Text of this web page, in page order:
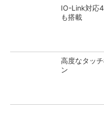
IO-Link対応
も搭載
高度なタッ
ン